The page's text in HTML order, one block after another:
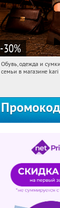
-30%
16:42:36
Обувь, одежда и
семьи в магазине
Промокод